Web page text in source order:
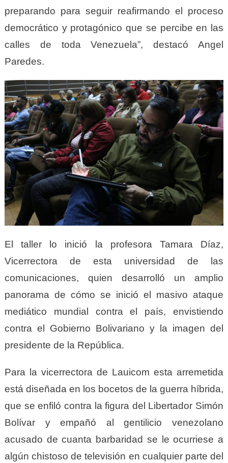
preparando para seguir reafirmando el proceso
democrático y protagónico que se percibe en las
calles de toda Venezuela”, destacó Angel
Paredes.
El taller lo inició la profesora Tamara Díaz,
Vicerrectora de esta universidad de las
comunicaciones, quien desarrolló un amplio
panorama de cómo se inició el masivo ataque
mediático mundial contra el país, envistiendo
contra el Gobierno Bolivariano y la imagen del
presidente de la República.
Para la vicerrectora de Lauicom esta arremetida
está diseñada en los bocetos de la guerra híbrida,
que se enfiló contra la figura del Libertador Simón
Bolívar y empañó al gentilicio venezolano
acusado de cuanta barbaridad se le ocurriese a
algún chistoso de televisión en cualquier parte del